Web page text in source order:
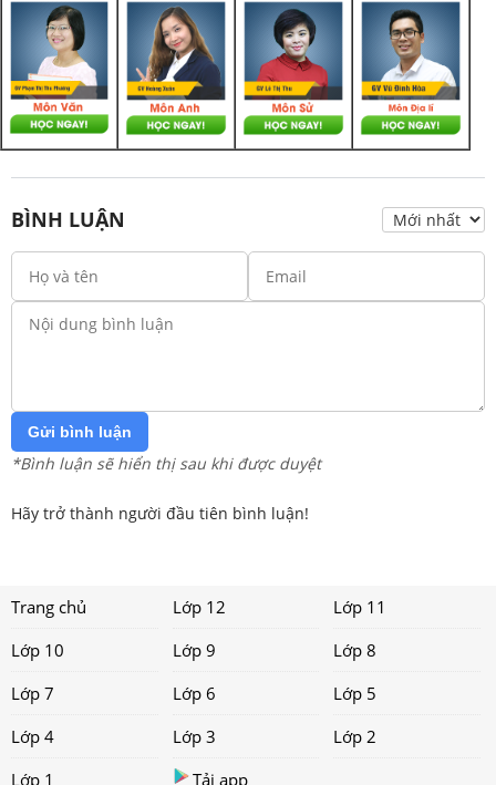
BÌNH LUẬN
Gửi bình luận
*Bình luận sẽ hiển thị sau khi được duyệt
Hãy trở thành người đầu tiên bình luận!
Trang chủ Lớp 12
Lớp 11
Lớp 10
Lớp 9
Lớp 8
Lớp 7
Lớp 6
Lớp 5
Lớp 4
Lớp 3
Lớp 2
Lớp 1
Tải app